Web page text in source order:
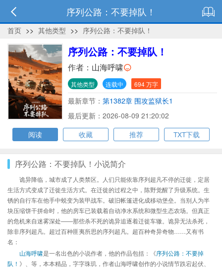
序列公路：不要掉队！
首页 >> 其他类型 >> 序列公路：不要掉队！
序列公路：不要掉队！
作者： 山海呼啸
其他类型 连载中 694 万字
最新章节： 第1382章 围攻监狱长1
最后更新：2026-08-09 21:20:02
阅读
收藏 推荐 TXT下载
序列公路：不要掉队！小说简介
诡异降临，城市成了人类禁区。人们只能依靠序列超凡不停的迁徙，定居
生活方式变成了迁徙生活方式。在迁徙的过程之中，陈野觉醒了升级系统。生
锈的自行车在他手中蜕变为装甲战车。破旧帐篷进化成移动堡垒。当别人为半
块压缩饼干拼命时，他的房车已装载着自动净水系统和微型生态农场。但真正
的危机来自迷雾深处——那些杀不死的诡异追逐着迁徙车辙。诡异无法杀死，
除非序列超凡。超过百种匪夷所思的序列超凡。超百种奇异奇物……又有书
名：
山海呼啸是一名出色的小说作者，他的作品包括：《序列公路：不要掉
队！ 》、等，本本精品，字字珠玑，作者山海呼啸创作的小说情节跌宕起伏、